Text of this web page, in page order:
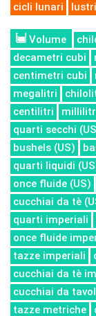
cicli lunari
lustri
Volume
decametri cubi
centimetri cubi
megalitri
centilitri
quarti secchi
bushels (US)
quarti liquidi
once fluide (US)
cucchiai da tè
quarti imperiali
once fluide
tazze imperiali
cucchiai da tè
cucchiai da
tazze metriche